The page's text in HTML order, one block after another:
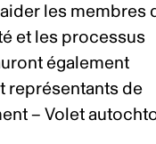
les membres
et les processus
également
représentants de
– Volet